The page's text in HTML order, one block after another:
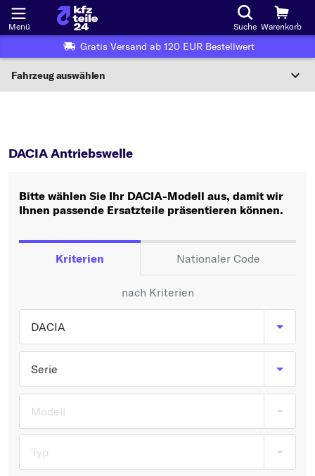
Menü Suche Warenkorb
Gratis Versand ab 120 EUR Bestellwert
Fahrzeug auswählen
Wo finde ich die?
Oder
Hersteller wählen
Typ wählen
DACIA Antriebswelle
Bitte wählen Sie Ihr DACIA-Modell aus, damit wir
Ihnen passende Ersatzteile präsentieren können.
Kriterien Nationaler Code
nach Kriterien
DACIA
Serie
Modell
Typ